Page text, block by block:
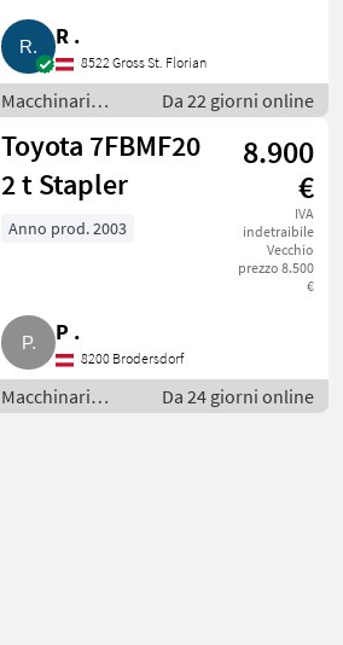
R .
8522 Gross St. Florian
Macchinari
elevatori e per
magazzino /
Carrelli elevatori
Da 22 giorni online
Toyota 7FBMF20
2 t Stapler
8.900
€
IVA
indetraibile
Vecchio
prezzo 8.500
€
Anno prod. 2003
P .
8200 Brodersdorf
Macchinari
elevatori e per
Da 24 giorni online